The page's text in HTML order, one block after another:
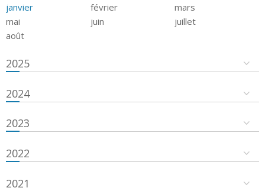
janvier février
mars
mai
juin
juillet
août
2025
2024
2023
2022
2021